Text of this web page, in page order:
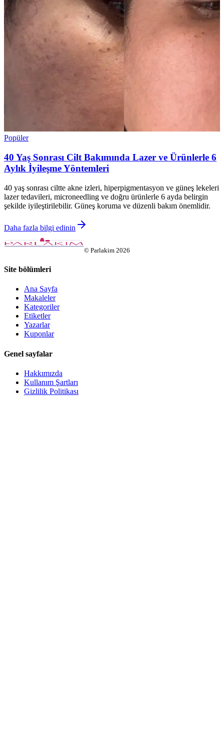
Popüler
40 Yaş Sonrası Cilt Bakımında Lazer ve Ürünlerle 6
Aylık İyileşme Yöntemleri
40 yaş sonrası ciltte akne izleri, hiperpigmentasyon ve güneş lekeleri
lazer tedavileri, microneedling ve doğru ürünlerle 6 ayda belirgin
şekilde iyileştirilebilir. Güneş koruma ve düzenli bakım önemlidir.
Daha fazla bilgi edinin
© Parlakim 2026
Site bölümleri
Ana Sayfa
Makaleler
Kategoriler
Etiketler
Yazarlar
Kuponlar
Genel sayfalar
Hakkımızda
Kullanım Şartları
Gizlilik Politikası